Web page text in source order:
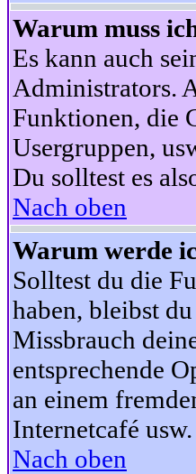
Warum muss
Es kann auch
Administrators.
Funktionen, die
Usergruppen,
Du solltest es
Nach oben
Warum werde
Solltest du die
haben, bleibst
Missbrauch
entsprechende
an einem
Internetcafé usw.
Nach oben